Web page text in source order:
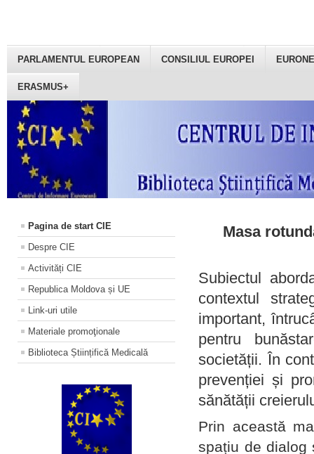
PARLAMENTUL EUROPEAN CONSILIUL EUROPEI
ERASMUS+
Pagina de start CIE
Despre CIE
Activități CIE
Republica Moldova și UE
Link-uri utile
Materiale promoţionale
Biblioteca Științifică Medicală
Masa
Subiectul
contextul
important,
pentru
societății. În
prevenției și
sănătății
Prin această
spațiu de dialog